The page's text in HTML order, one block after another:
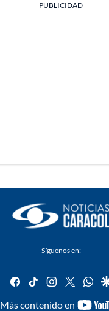
PUBLICIDAD
Síguenos en:
facebook
tiktok instagram
twitter
Más contenido en